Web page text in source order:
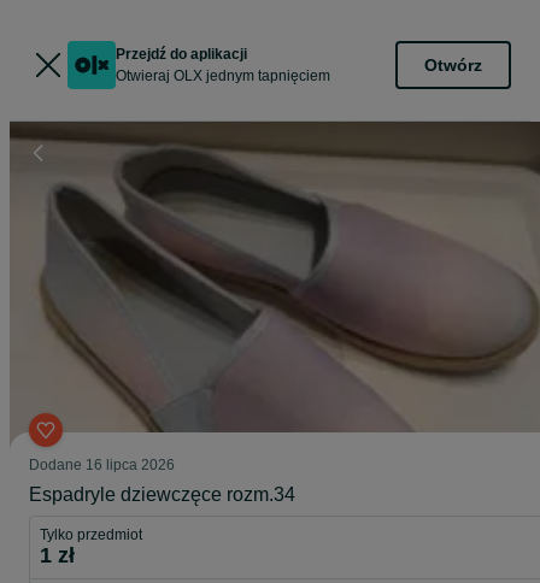
Przejdź do aplikacji
Otwieraj OLX jednym tapnięciem
Otwórz
Dodane 16 lipca 2026
Espadryle dziewczęce rozm.34
Tylko przedmiot
1 zł